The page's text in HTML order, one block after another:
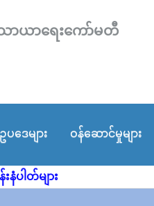
ာယာရေးကော်မတီ
ဒေများ ဝန်ဆောင်မှုများ
ပါတ်များ